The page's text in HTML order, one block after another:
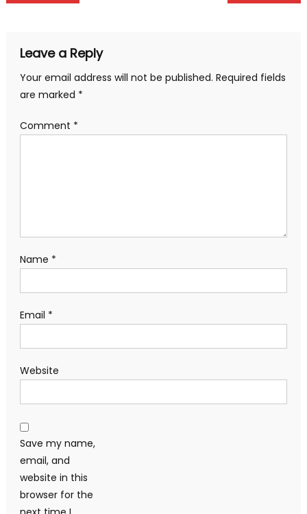
Leave a Reply
Your email address will not be published. Required fields
are marked *
Comment *
Name *
Email *
Website
Save my name,
email, and
website in this
browser for the